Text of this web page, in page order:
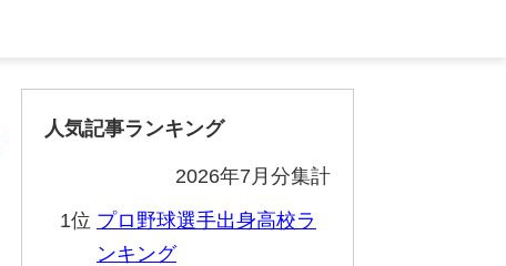
人気記事ランキング
2026年7月分集計
1位 プロ野球選手出身高校ラ
ンキング